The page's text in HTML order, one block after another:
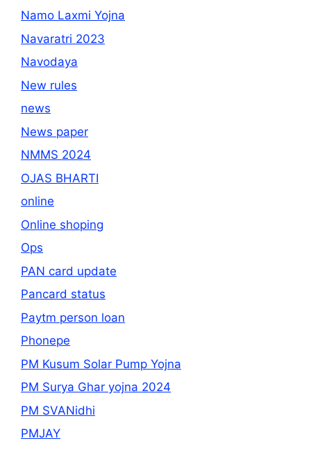
Namo Laxmi Yojna
Navaratri 2023
Navodaya
New rules
news
News paper
NMMS 2024
OJAS BHARTI
online
Online shoping
Ops
PAN card update
Pancard status
Paytm person loan
Phonepe
PM Kusum Solar Pump Yojna
PM Surya Ghar yojna 2024
PM SVANidhi
PMJAY